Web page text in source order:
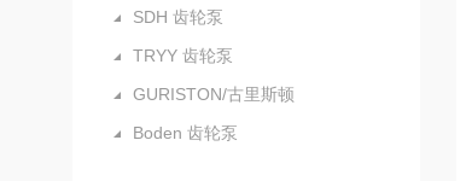
SDH 齿轮泵
TRYY 齿轮泵
GURISTON/古里斯顿
Boden 齿轮泵